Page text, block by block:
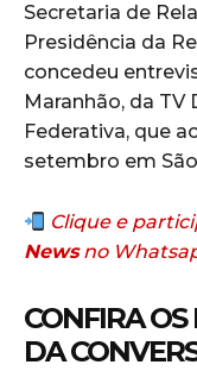
Secretaria de
Presidência da
concedeu
Maranhão, da TV
Federativa, que
setembro em
Clique e
Newsno
CONFIRA OS
DA